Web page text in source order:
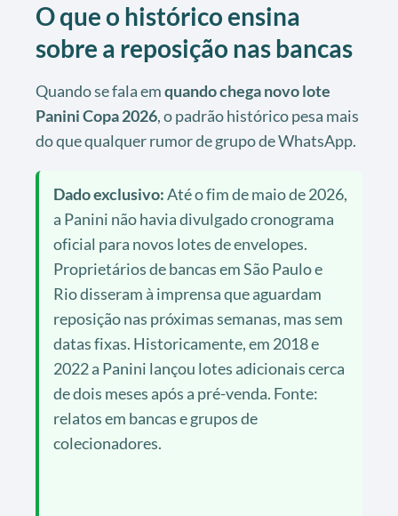
O que o histórico ensina
sobre a reposição nas bancas
Quando se fala emquando chega novo lote
Panini Copa 2026, o padrão histórico pesa mais
do que qualquer rumor de grupo de WhatsApp.
Dado exclusivo:Até o fim de maio de 2026,
a Panini não havia divulgado cronograma
oficial para novos lotes de envelopes.
Proprietários de bancas em São Paulo e
Rio disseram à imprensa que aguardam
reposição nas próximas semanas, mas sem
datas fixas. Historicamente, em 2018 e
2022 a Panini lançou lotes adicionais cerca
de dois meses após a pré-venda. Fonte:
relatos em bancas e grupos de
colecionadores.